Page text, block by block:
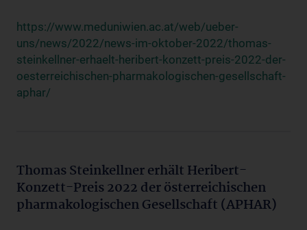
https://www.meduniwien.ac.at/web/ueber-
uns/news/2022/news-im-oktober-2022/thomas-
steinkellner-erhaelt-heribert-konzett-preis-2022-der-
oesterreichischen-pharmakologischen-gesellschaft-
aphar/
Thomas Steinkellner erhält Heribert-
Konzett-Preis 2022 der österreichischen
pharmakologischen Gesellschaft (APHAR)